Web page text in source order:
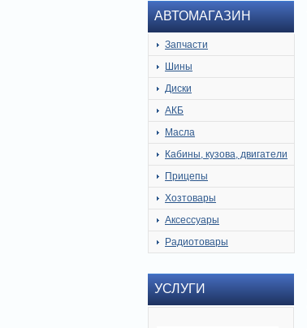
АВТОМАГАЗИН
Запчасти
Шины
Диски
АКБ
Масла
Кабины, кузова, двигатели
Прицепы
Хозтовары
Аксессуары
Радиотовары
УСЛУГИ